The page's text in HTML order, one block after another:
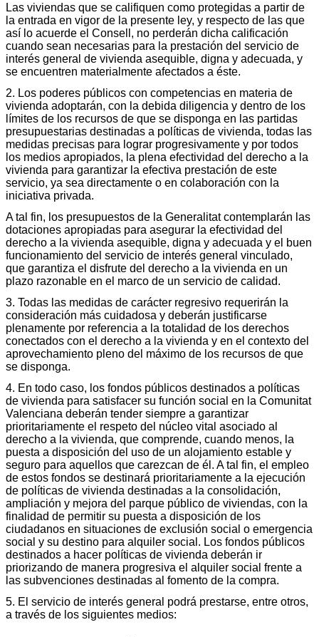
Las viviendas que se califiquen como protegidas a partir de
la entrada en vigor de la presente ley, y respecto de las que
así lo acuerde el Consell, no perderán dicha calificación
cuando sean necesarias para la prestación del servicio de
interés general de vivienda asequible, digna y adecuada, y
se encuentren materialmente afectados a éste.
2. Los poderes públicos con competencias en materia de
vivienda adoptarán, con la debida diligencia y dentro de los
límites de los recursos de que se disponga en las partidas
presupuestarias destinadas a políticas de vivienda, todas las
medidas precisas para lograr progresivamente y por todos
los medios apropiados, la plena efectividad del derecho a la
vivienda para garantizar la efectiva prestación de este
servicio, ya sea directamente o en colaboración con la
iniciativa privada.
A tal fin, los presupuestos de la Generalitat contemplarán las
dotaciones apropiadas para asegurar la efectividad del
derecho a la vivienda asequible, digna y adecuada y el buen
funcionamiento del servicio de interés general vinculado,
que garantiza el disfrute del derecho a la vivienda en un
plazo razonable en el marco de un servicio de calidad.
3. Todas las medidas de carácter regresivo requerirán la
consideración más cuidadosa y deberán justificarse
plenamente por referencia a la totalidad de los derechos
conectados con el derecho a la vivienda y en el contexto del
aprovechamiento pleno del máximo de los recursos de que
se disponga.
4. En todo caso, los fondos públicos destinados a políticas
de vivienda para satisfacer su función social en la Comunitat
Valenciana deberán tender siempre a garantizar
prioritariamente el respeto del núcleo vital asociado al
derecho a la vivienda, que comprende, cuando menos, la
puesta a disposición del uso de un alojamiento estable y
seguro para aquellos que carezcan de él. A tal fin, el empleo
de estos fondos se destinará prioritariamente a la ejecución
de políticas de vivienda destinadas a la consolidación,
ampliación y mejora del parque público de viviendas, con la
finalidad de permitir su puesta a disposición de los
ciudadanos en situaciones de exclusión social o emergencia
social y su destino para alquiler social. Los fondos públicos
destinados a hacer políticas de vivienda deberán ir
priorizando de manera progresiva el alquiler social frente a
las subvenciones destinadas al fomento de la compra.
5. El servicio de interés general podrá prestarse, entre otros,
a través de los siguientes medios: